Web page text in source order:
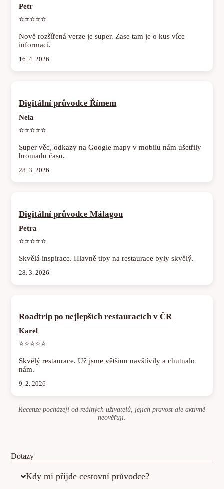
Petr
⭐⭐⭐⭐⭐
Nově rozšířená verze je super. Zase tam je o kus více
informací.
16. 4. 2026
Digitální průvodce Římem
Nela
⭐⭐⭐⭐⭐
Super věc, odkazy na Google mapy v mobilu nám ušetřily
hromadu času.
28. 3. 2026
Digitální průvodce Málagou
Petra
⭐⭐⭐⭐⭐
Skvělá inspirace. Hlavně tipy na restaurace byly skvělý.
28. 3. 2026
Roadtrip po nejlepších restauracích v ČR
Karel
⭐⭐⭐⭐⭐
Skvělý restaurace. Už jsme většinu navštívily a chutnalo
nám.
9. 2. 2026
Recenze pocházejí od reálných uživatelů, jejich pravost ale aktivně
neověřuji.
Dotazy
Kdy mi přijde cestovní průvodce?